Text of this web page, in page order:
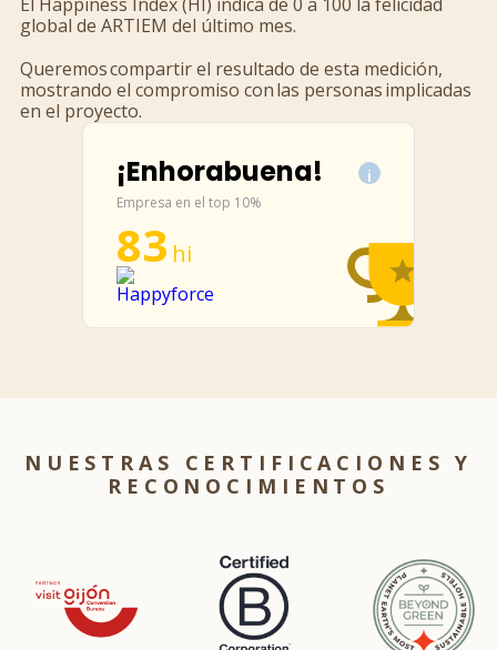
i
¡Enhorabuena!
Empresa en el top 10%
83 hi
global de ARTIEM del último mes.
Queremos compartir el resultado de esta medición,
mostrando el compromiso con las personas implicadas
en el proyecto.
NUESTRAS CERTIFICACIONES Y
RECONOCIMIENTOS